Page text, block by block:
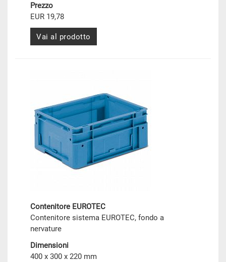
Prezzo
EUR 19,78
Vai al prodotto
Contenitore EUROTEC
Contenitore sistema EUROTEC, fondo a
nervature
Dimensioni
400 x 300 x 220 mm